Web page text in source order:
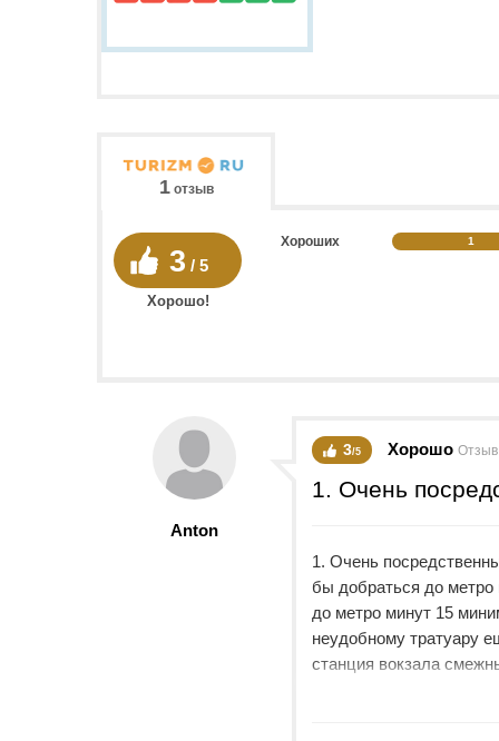
1отзыв
3 / 5
Хорошо!
Хороших 1
Anton
3/5 Хорошо Отзыв
1. Очень
1. Очень
бы добраться до метро
до метро минут 15
неудобному тратуару
станция вокзала
что в центр. 3.